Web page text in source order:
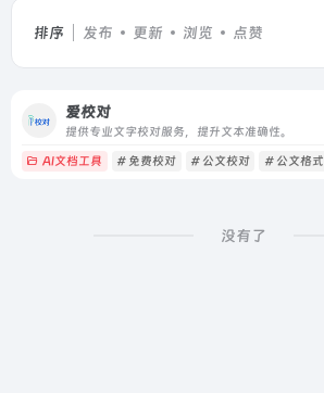
排序 发布 更新 浏览 点赞
爱校对
提供专业文字校对服务，提升文本准确性。
AI文档工具 # 免费校对 # 公文校对 # 公文格式
没有了